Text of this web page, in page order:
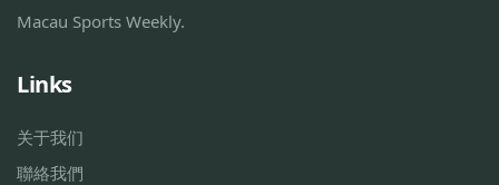
Macau Sports Weekly.
Links
关于我们
聯絡我們